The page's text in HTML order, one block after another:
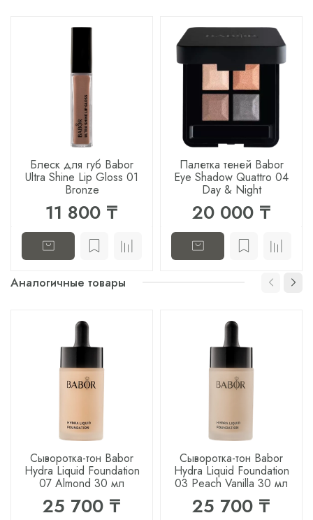
Блеск для губ Babor
Ultra Shine Lip Gloss 01
Bronze
11 800 ₸
Палетка теней Babor
Eye Shadow Quattro 04
Day & Night
20 000 ₸
Аналогичные товары
Сыворотка-тон Babor
Hydra Liquid Foundation
07 Almond 30 мл
25 700 ₸
Сыворотка-тон Babor
Hydra Liquid Foundation
03 Peach Vanilla 30 мл
25 700 ₸